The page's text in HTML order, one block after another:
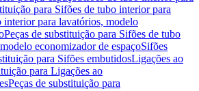
para Sifões de tubo interior para
interior para lavatórios, modelo
Peças de substituição para Sifões de tubo
economizador de espaçoSifões
para Sifões embutidosLigações ao
para Ligações ao
Peças de substituição para